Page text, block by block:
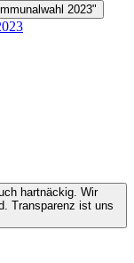
2023"
hartnäckig. Wir
Transparenz ist uns